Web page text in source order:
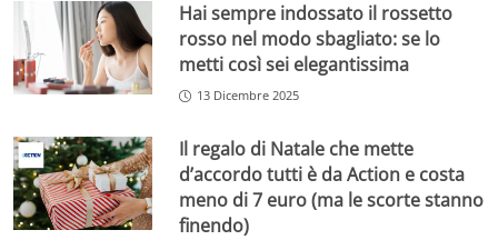
Hai sempre indossato il rossetto
rosso nel modo sbagliato: se lo
metti così sei elegantissima
13 Dicembre 2025
Il regalo di Natale che mette
d’accordo tutti è da Action e costa
meno di 7 euro (ma le scorte stanno
finendo)